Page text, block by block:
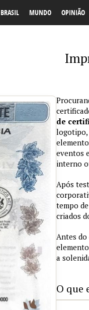
BRASIL MUNDO OPINIÃO
de
logotipo,
eventos
interno
Após
tempo
criados
Antes
a
O que